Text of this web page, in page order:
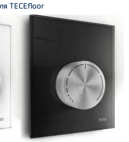
TECEfloor